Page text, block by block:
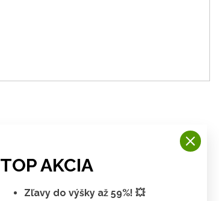
TOP AKCIA
Zľavy do výšky až 59%! 💥